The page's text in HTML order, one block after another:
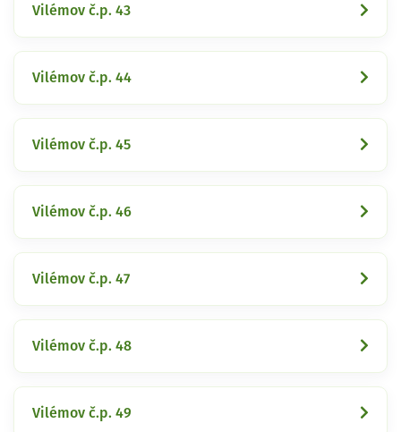
Vilémov č.p. 43
Vilémov č.p. 44
Vilémov č.p. 45
Vilémov č.p. 46
Vilémov č.p. 47
Vilémov č.p. 48
Vilémov č.p. 49